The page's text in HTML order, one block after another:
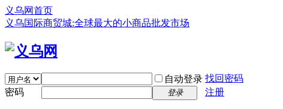
义乌网首页
义乌国际商贸城:全球最大的小商品批发市场
自动登录 找回密码
密码
登录 注册